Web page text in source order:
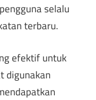
selalu
terbaru.
efektif untuk
digunakan